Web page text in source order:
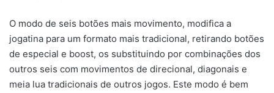
O modo de seis botões mais movimento, modifica a
jogatina para um formato mais tradicional, retirando botões
de especial e boost, os substituindo por combinações dos
outros seis com movimentos de direcional, diagonais e
meia lua tradicionais de outros jogos. Este modo é bem